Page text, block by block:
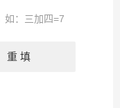
如：三加四=7